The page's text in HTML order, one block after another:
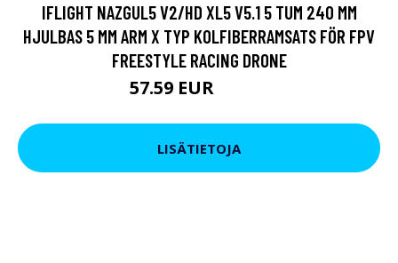
IFLIGHT NAZGUL5 V2/HD XL5 V5.1 5 TUM 240 MM
HJULBAS 5 MM ARM X TYP KOLFIBERRAMSATS FÖR FPV
FREESTYLE RACING DRONE
57.59 EUR
LISÄTIETOJA